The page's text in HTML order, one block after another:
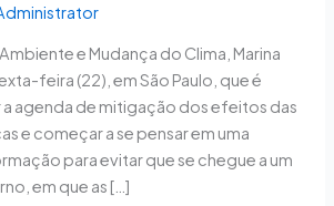
e Mudança do Clima, Marina
feira (22), em São Paulo, que é
agenda de mitigação dos efeitos das
e começar a se pensar em uma
para evitar que se chegue a um
em que as […]